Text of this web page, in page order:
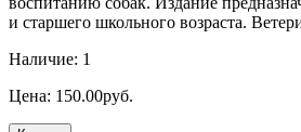
и старшего школьного возраста.
Наличие: 1
Цена: 150.00руб.